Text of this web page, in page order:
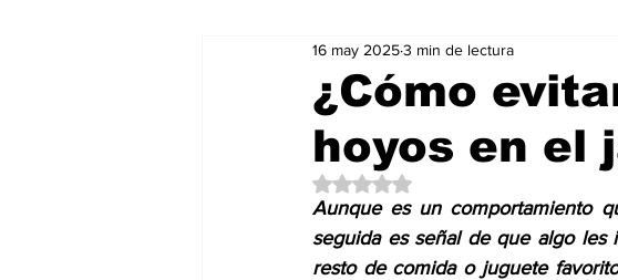
Salud & Bienestar Editorial
Mundo Gastronómico Mundo Animal
¿Cómo
hoyos en el
16 may 20253 min de lectura
Obtuvo NaN de 5 estrellas.
Aunque es un comportamiento
seguida es señal de que algo les
resto de comida o juguete